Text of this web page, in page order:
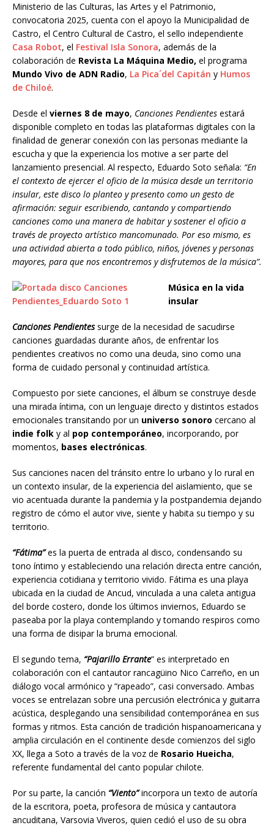
Ministerio de las Culturas, las Artes y el Patrimonio,
convocatoria 2025, cuenta con el apoyo la Municipalidad de
Castro, el Centro Cultural de Castro, el sello independiente
Casa Robot, el Festival Isla Sonora, además de la
colaboración de Revista La Máquina Medio, el programa
Mundo Vivo de ADN Radio, La Pica´del Capitán y Humos
de Chiloé.
Desde el viernes 8 de mayo, Canciones Pendientes estará
disponible completo en todas las plataformas digitales con la
finalidad de generar conexión con las personas mediante la
escucha y que la experiencia los motive a ser parte del
lanzamiento presencial. Al respecto, Eduardo Soto señala: “En
el contexto de ejercer el oficio de la música desde un territorio
insular, este disco lo planteo y presento como un gesto de
afirmación: seguir escribiendo, cantando y compartiendo
canciones como una manera de habitar y sostener el oficio a
través de proyecto artístico mancomunado. Por eso mismo, es
una actividad abierta a todo público, niños, jóvenes y personas
mayores, para que nos encontremos y disfrutemos de la música”.
Música en la vida
insular
Canciones Pendientes surge de la necesidad de sacudirse
canciones guardadas durante años, de enfrentar los
pendientes creativos no como una deuda, sino como una
forma de cuidado personal y continuidad artística.
Compuesto por siete canciones, el álbum se construye desde
una mirada íntima, con un lenguaje directo y distintos estados
emocionales transitando por un universo sonoro cercano al
indie folk y al pop contemporáneo, incorporando, por
momentos, bases electrónicas.
Sus canciones nacen del tránsito entre lo urbano y lo rural en
un contexto insular, de la experiencia del aislamiento, que se
vio acentuada durante la pandemia y la postpandemia dejando
registro de cómo el autor vive, siente y habita su tiempo y su
territorio.
“Fátima”es la puerta de entrada al disco, condensando su
tono íntimo y estableciendo una relación directa entre canción,
experiencia cotidiana y territorio vivido. Fátima es una playa
ubicada en la ciudad de Ancud, vinculada a una caleta antigua
del borde costero, donde los últimos inviernos, Eduardo se
paseaba por la playa contemplando y tomando respiros como
una forma de disipar la bruma emocional.
El segundo tema, “Pajarillo Errante” es interpretado en
colaboración con el cantautor rancagüino Nico Carreño, en un
diálogo vocal armónico y “rapeado”, casi conversado. Ambas
voces se entrelazan sobre una percusión electrónica y guitarra
acústica, desplegando una sensibilidad contemporánea en sus
formas y ritmos. Esta canción de tradición hispanoamericana y
amplia circulación en el continente desde comienzos del siglo
XX, llega a Soto a través de la voz de Rosario Hueicha,
referente fundamental del canto popular chilote.
Por su parte, la canción “Viento”incorpora un texto de autoría
de la escritora, poeta, profesora de música y cantautora
ancuditana, Varsovia Viveros, quien cedió el uso de su obra